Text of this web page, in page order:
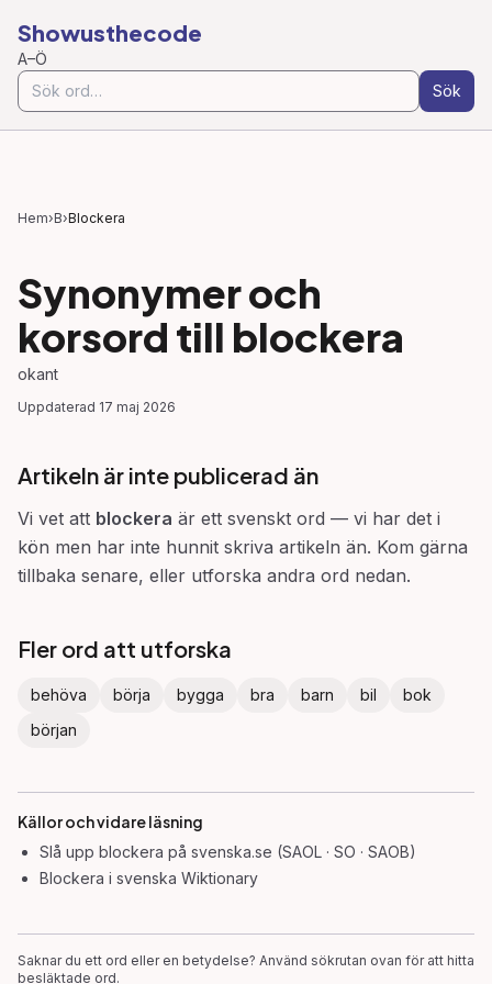
Showusthecode
A–Ö
Sök
Hem›B›Blockera
Synonymer och
korsord till blockera
okant
Uppdaterad 17 maj 2026
Artikeln är inte publicerad än
Vi vet att blockera är ett svenskt ord — vi har det i
kön men har inte hunnit skriva artikeln än. Kom gärna
tillbaka senare, eller utforska andra ord nedan.
Fler ord att utforska
behöva börja bygga bra barn bil
bok
början
Källor och vidare läsning
Slå upp blockera på svenska.se (SAOL · SO · SAOB)
Blockera i svenska Wiktionary
Saknar du ett ord eller en betydelse? Använd sökrutan ovan för att hitta
besläktade ord.